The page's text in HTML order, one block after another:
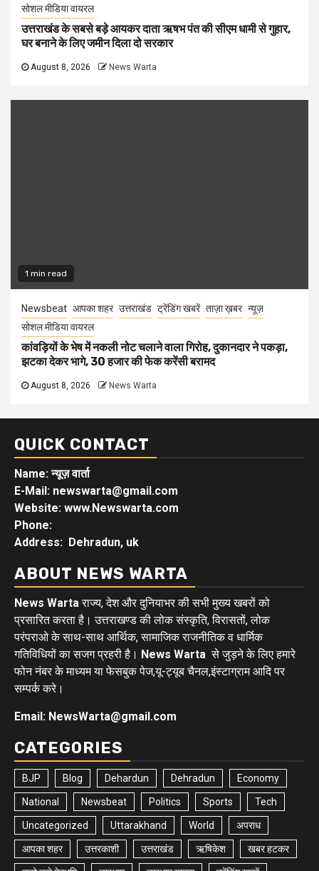
सोशल मीडिया वायरल
उत्तराखंड के सबसे बड़े आयकर दाता ऋषभ पंत की सीएम धामी से गुहार,
घर बनाने के लिए जमीन दिला दो सरकार
August 8, 2026 News Warta
1 min read
Newsbeat आपका शहर उत्तराखंड ट्रेंडिंग खबरें ताज़ा ख़बर न्यूज़
सोशल मीडिया वायरल
कांवड़ियों के भेष में नकली नोट चलाने वाला गिरोह, दुकानदार ने पकड़ा,
झटका देकर भागे, 30 हजार की फेक करेंसी बरामद
August 8, 2026 News Warta
QUICK CONTACT
Name: न्यूज़ वार्ता
E-Mail: newswarta@gmail.com
Website: www.Newswarta.com
Phone:
Address: Dehradun, uk
ABOUT NEWS WARTA
News Wartaराज्य, देश और दुनियाभर की सभी मुख्य खबरों को
प्रसारित करता है। उत्तराखण्ड की लोक संस्कृति, विरासतों, लोक
परंपराओ के साथ-साथ आर्थिक, सामाजिक राजनीतिक व धार्मिक
गतिविधियों का सजग प्रहरी है। News Warta से जुड़ने के लिए हमारे
फोन नंबर के माध्यम या फेसबुक पेज,यू-ट्यूब चैनल,इंस्टाग्राम आदि पर
सम्पर्क करे।
Email: NewsWarta@gmail.com
CATEGORIES
BJP Blog Dehardun Dehradun Economy
National Newsbeat Politics Sports Tech
Uncategorized Uttarakhand World अपराध
आपका शहर उत्तरकाशी उत्तराखंड ऋषिकेश खबर हटकर